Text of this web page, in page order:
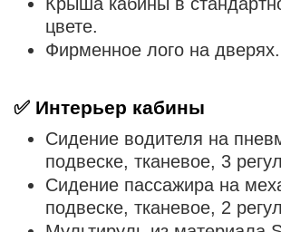
цвете.
Фирменное лого на дверях.
✅ Интерьер кабины
Сидение водителя на
подвеске, тканевое, 3
Сидение пассажира на
подвеске, тканевое, 2